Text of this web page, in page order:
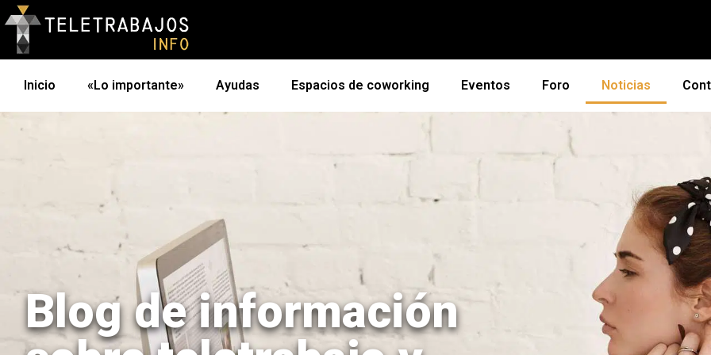
Inicio «Lo importante» Ayudas Espacios de coworking Eventos Foro Noticias
Blog de información